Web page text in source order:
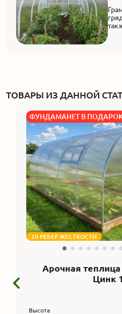
ТОВАРЫ ИЗ ДАННОЙ
ФУНДАМАНЕТ В
20 РЕБЕР ЖЕСТКОСТИ
Арочная
Цинк
Высота